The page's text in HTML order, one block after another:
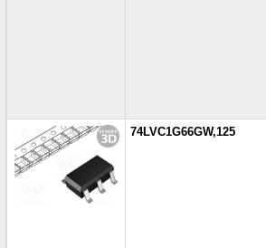
74LVC1G66GW,125